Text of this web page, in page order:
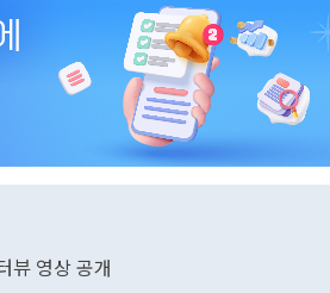
뷰 영상 공개